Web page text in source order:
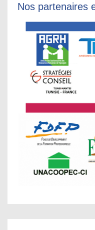
Nos partenaires